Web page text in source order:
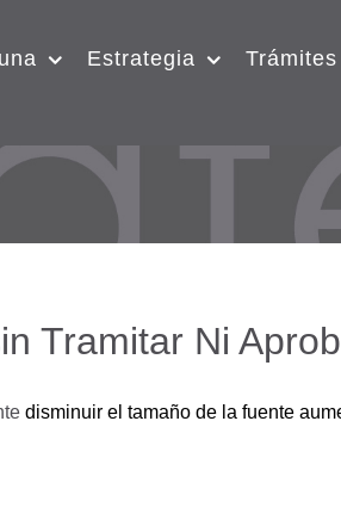
Estrategia
Tramitar Ni
disminuir el tamaño de la fuente